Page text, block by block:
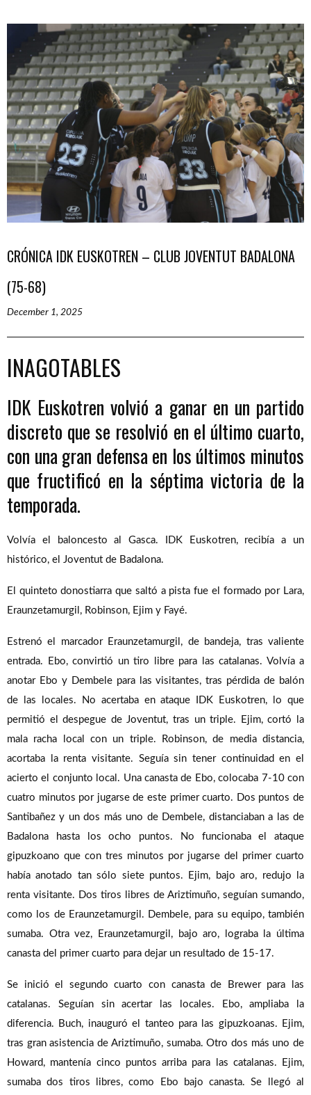
CRÓNICA IDK EUSKOTREN – CLUB JOVENTUT BADALONA
(75-68)
December 1, 2025
INAGOTABLES
IDK Euskotren volvió a ganar en un partido
discreto que se resolvió en el último cuarto,
con una gran defensa en los últimos minutos
que fructificó en la séptima victoria de la
temporada.
Volvía el baloncesto al Gasca. IDK Euskotren, recibía a un
histórico, el Joventut de Badalona.
El quinteto donostiarra que saltó a pista fue el formado por Lara,
Eraunzetamurgil, Robinson, Ejim y Fayé.
Estrenó el marcador Eraunzetamurgil, de bandeja, tras valiente
entrada. Ebo, convirtió un tiro libre para las catalanas. Volvía a
anotar Ebo y Dembele para las visitantes, tras pérdida de balón
de las locales. No acertaba en ataque IDK Euskotren, lo que
permitió el despegue de Joventut, tras un triple. Ejim, cortó la
mala racha local con un triple. Robinson, de media distancia,
acortaba la renta visitante. Seguía sin tener continuidad en el
acierto el conjunto local. Una canasta de Ebo, colocaba 7-10 con
cuatro minutos por jugarse de este primer cuarto. Dos puntos de
Santibañez y un dos más uno de Dembele, distanciaban a las de
Badalona hasta los ocho puntos. No funcionaba el ataque
gipuzkoano que con tres minutos por jugarse del primer cuarto
había anotado tan sólo siete puntos. Ejim, bajo aro, redujo la
renta visitante. Dos tiros libres de Ariztimuño, seguían sumando,
como los de Eraunzetamurgil. Dembele, para su equipo, también
sumaba. Otra vez, Eraunzetamurgil, bajo aro, lograba la última
canasta del primer cuarto para dejar un resultado de 15-17.
Se inició el segundo cuarto con canasta de Brewer para las
catalanas. Seguían sin acertar las locales. Ebo, ampliaba la
diferencia. Buch, inauguró el tanteo para las gipuzkoanas. Ejim,
tras gran asistencia de Ariztimuño, sumaba. Otro dos más uno de
Howard, mantenía cinco puntos arriba para las catalanas. Ejim,
sumaba dos tiros libres, como Ebo bajo canasta. Se llegó al